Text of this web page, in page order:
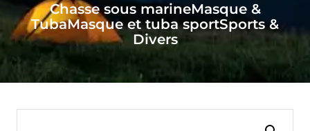
Chasse sous marineMasque &
TubaMasque et tuba sportSports &
Divers